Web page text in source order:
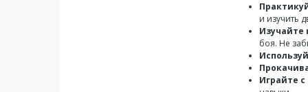
и изучить
боя. Не
Играйте